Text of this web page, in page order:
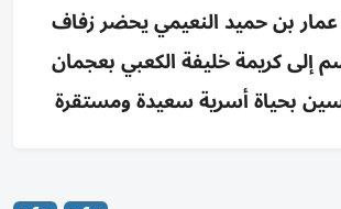
بن حميد النعيمي يحضر زفاف
إلى كريمة خليفة الكعبي بعجمان
بحياة أسرية سعيدة ومستقرة